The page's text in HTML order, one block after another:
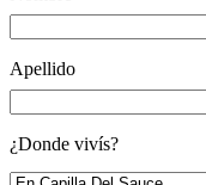
Apellido
¿Donde vivís?